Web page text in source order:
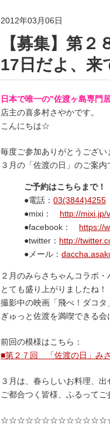
2012年03月06日
【募集】第
17日だよ、来
日本で唯一の”佐渡ヶ島専門
店主の喜多村さやかです。
こんにちは☆
毎度ご参加ありがとうござい
３月の「佐渡の日」のご案内
ご予約はこちらまで！
●電話： 03(3844)4255
●mixi： http://mixi.jp/
●facebook： https://
●twitter： http://
●メール：
２月のみらさちゃんコラボ
とても盛り上がりましたね！
撮影中の映画「飛べ！ダコタ
ぎゅっと佐渡を満喫できる会
前回の模様はこちら：
■第２７回 「佐渡の日」み
３月は、春らしいお料理、出
ご都合つく皆様、ふるってご